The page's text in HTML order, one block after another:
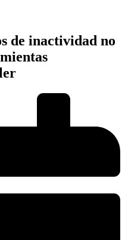
de inactividad no